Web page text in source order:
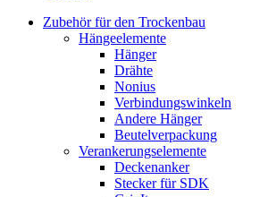
Zubehör für den Trockenbau
Hängeelemente
Hänger
Drähte
Nonius
Verbindungswinkeln
Andere Hänger
Beutelverpackung
Verankerungselemente
Deckenanker
Stecker für SDK